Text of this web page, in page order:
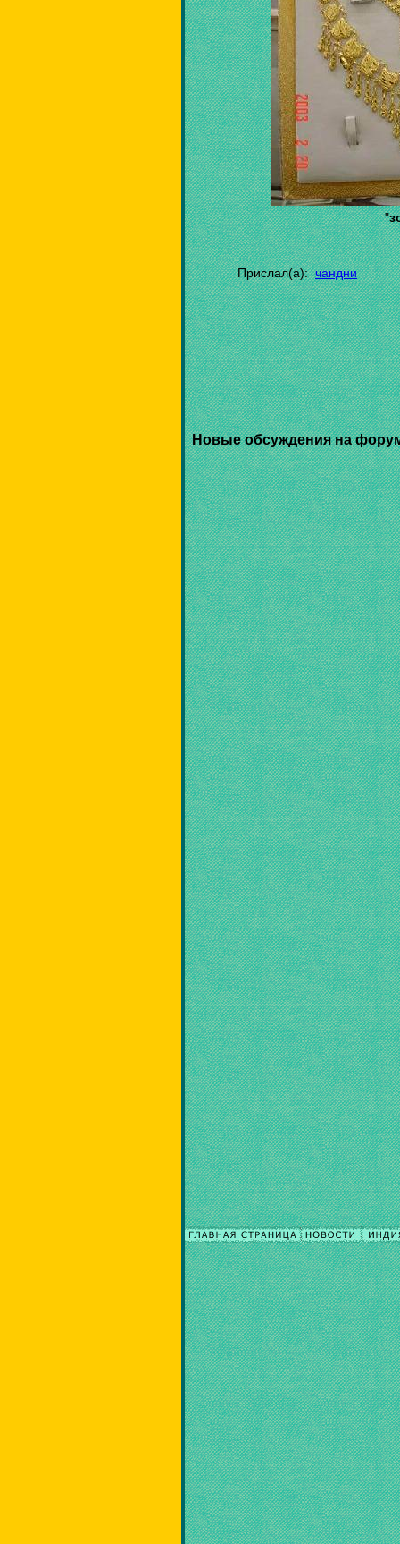
"
Прислал(а):чандни
Новые обсуждения на